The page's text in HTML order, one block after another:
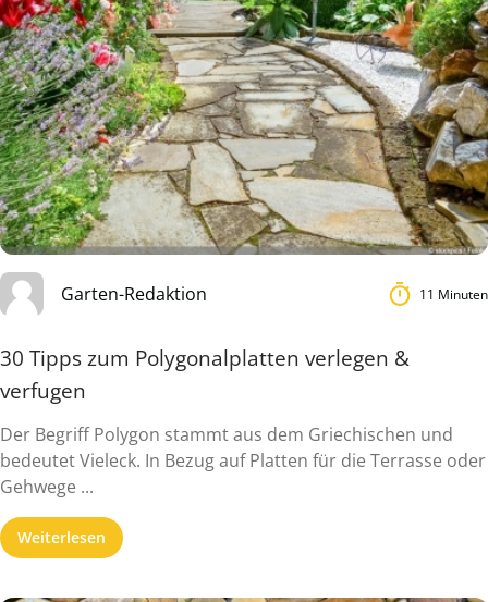
Garten-Redaktion 11 Minuten
30 Tipps zum Polygonalplatten verlegen &
verfugen
Der Begriff Polygon stammt aus dem Griechischen und
bedeutet Vieleck. In Bezug auf Platten für die Terrasse oder
Gehwege ...
Weiterlesen